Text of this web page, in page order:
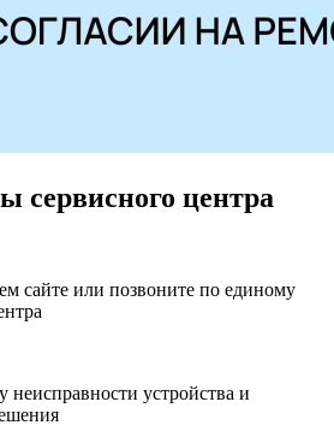
сервисного центра
сайте или позвоните по единому
устройства и